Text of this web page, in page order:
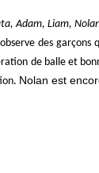
Adam, Liam,
des
de balle et
Nolan est